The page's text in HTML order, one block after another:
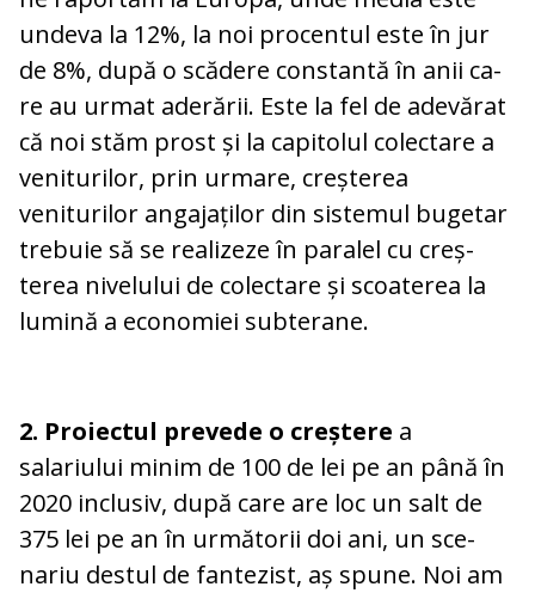
undeva la 12%, la noi procentul este în jur
de 8%, după o scădere constantă în anii ca­
re au urmat aderării. Este la fel de ade­vărat
că noi stăm prost și la capitolul co­lec­tare a
veniturilor, prin urmare, creș­te­rea
veniturilor angajaților din sistemul bu­ge­tar
trebuie să se realizeze în paralel cu creș­
terea nivelului de colectare și scoa­te­rea la
lumină a economiei subterane.
2. Proiectul prevede o creș­tere a
salariului minim de 100 de lei pe an până în
2020 inclusiv, după care are loc un salt de
375 lei pe an în ur­mătorii doi ani, un sce­
nariu destul de fan­te­zist, aș spune. Noi am